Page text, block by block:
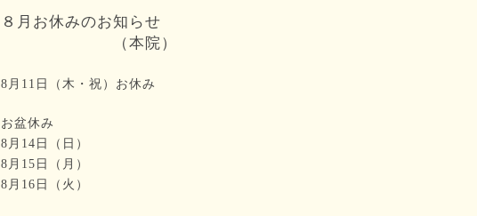
８月お休みのお知らせ
（本院）
8月11日（木・祝）お休み
お盆休み
8月14日（日）
8月15日（月）
8月16日（火）